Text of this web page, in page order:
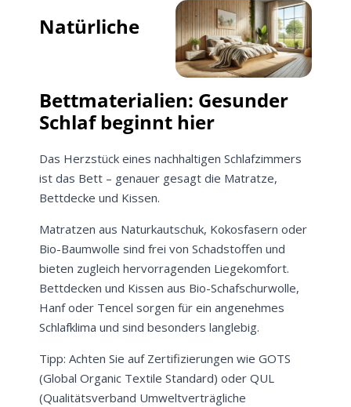
Natürliche
Bettmaterialien: Gesunder
Schlaf beginnt hier
Das Herzstück eines nachhaltigen Schlafzimmers
ist das Bett – genauer gesagt die Matratze,
Bettdecke und Kissen.
Matratzen aus Naturkautschuk, Kokosfasern oder
Bio-Baumwolle sind frei von Schadstoffen und
bieten zugleich hervorragenden Liegekomfort.
Bettdecken und Kissen aus Bio-Schafschurwolle,
Hanf oder Tencel sorgen für ein angenehmes
Schlafklima und sind besonders langlebig.
Tipp: Achten Sie auf Zertifizierungen wie GOTS
(Global Organic Textile Standard) oder QUL
(Qualitätsverband Umweltverträgliche